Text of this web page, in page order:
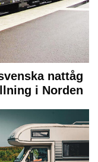
nattåg
i Norden